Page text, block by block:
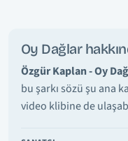
Oy Dağlar
Özgür Kaplan - Oy
bu şarkı sözü şu ana
video klibine de